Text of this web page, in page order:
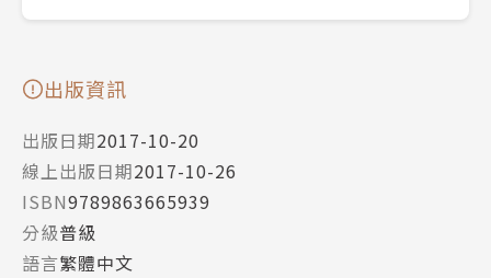
出版資訊
出版日期2017-10-20
線上出版日期2017-10-26
ISBN9789863665939
分級普級
語言繁體中文